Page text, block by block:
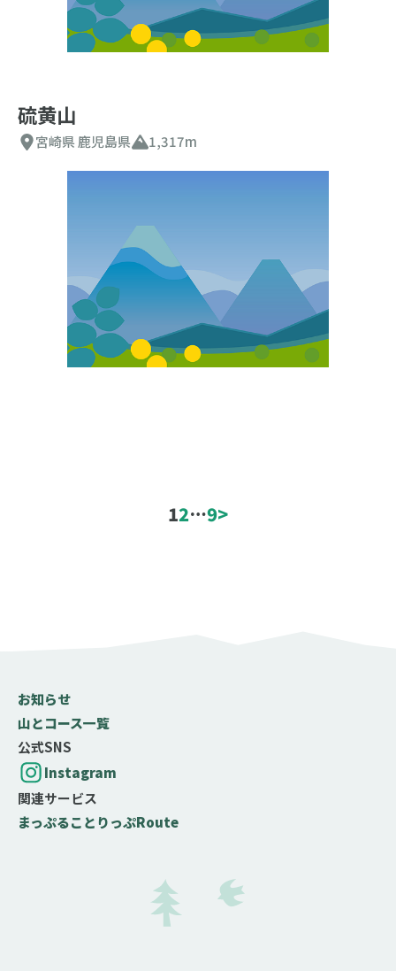
山検索
名山
百名山 二百名山
登山する月（百名山限定）
選択した月が、登山するのに適期・最適期である百名山
0 m 4000 m
硫黄山
宮崎県鹿児島県 1,317m
12…9>
お知らせ
山とコース一覧
公式SNS
Instagram
関連サービス
まっぷることりっぷRoute